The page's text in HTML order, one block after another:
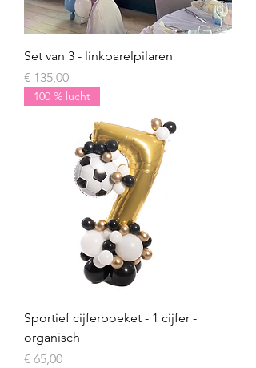
Set van 3 - linkparelpilaren
Prijs
€ 135,00
100 % lucht
Sportief cijferboeket - 1 cijfer -
organisch
Prijs
€ 65,00